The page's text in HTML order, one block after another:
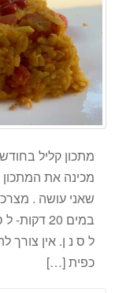
מתכון קליל
מכינה את המתכון
במים 20
כפית […]